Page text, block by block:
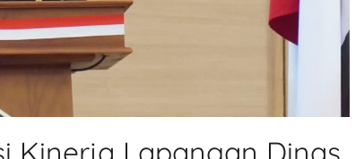
Kinerja Lapangan Dinas